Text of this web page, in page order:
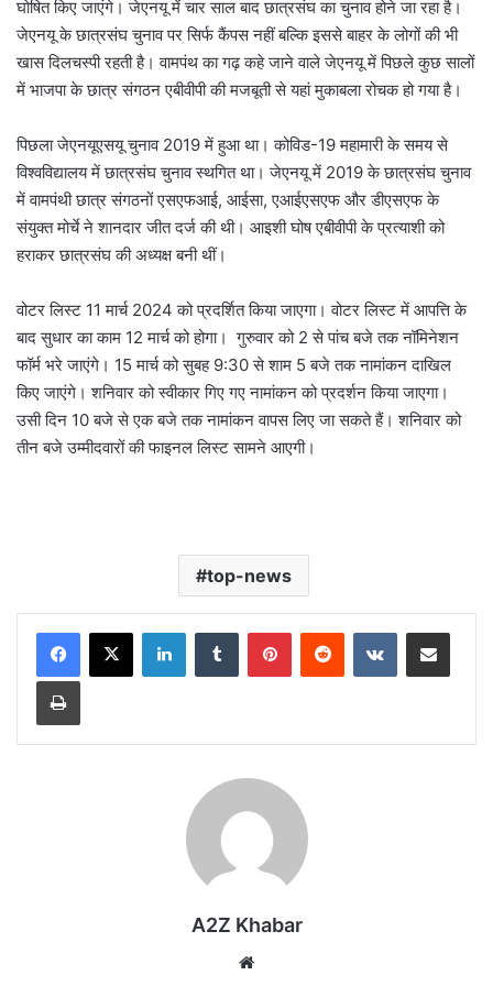
घोषित किए जाएंगे। जेएनयू में चार साल बाद छात्रसंघ का चुनाव होने जा रहा है।
जेएनयू के छात्रसंघ चुनाव पर सिर्फ कैंपस नहीं बल्कि इससे बाहर के लोगों की भी
खास दिलचस्पी रहती है। वामपंथ का गढ़ कहे जाने वाले जेएनयू में पिछले कुछ सालों
में भाजपा के छात्र संगठन एबीवीपी की मजबूती से यहां मुकाबला रोचक हो गया है।
पिछला जेएनयूएसयू चुनाव 2019 में हुआ था। कोविड-19 महामारी के समय से
विश्वविद्यालय में छात्रसंघ चुनाव स्थगित था। जेएनयू में 2019 के छात्रसंघ चुनाव
में वामपंथी छात्र संगठनों एसएफआई, आईसा, एआईएसएफ और डीएसएफ के
संयुक्त मोर्चे ने शानदार जीत दर्ज की थी। आइशी घोष एबीवीपी के प्रत्याशी को
हराकर छात्रसंघ की अध्यक्ष बनी थीं।
वोटर लिस्ट 11 मार्च 2024 को प्रदर्शित किया जाएगा। वोटर लिस्ट में आपत्ति के
बाद सुधार का काम 12 मार्च को होगा। गुरुवार को 2 से पांच बजे तक नॉमिनेशन
फॉर्म भरे जाएंगे। 15 मार्च को सुबह 9:30 से शाम 5 बजे तक नामांकन दाखिल
किए जाएंगे। शनिवार को स्वीकार गिए गए नामांकन को प्रदर्शन किया जाएगा।
उसी दिन 10 बजे से एक बजे तक नामांकन वापस लिए जा सकते हैं। शनिवार को
तीन बजे उम्मीदवारों की फाइनल लिस्ट सामने आएगी।
top-news
LinkedInTumblr PinterestReddit VKontakteShare via Email
Print
A2Z Khabar